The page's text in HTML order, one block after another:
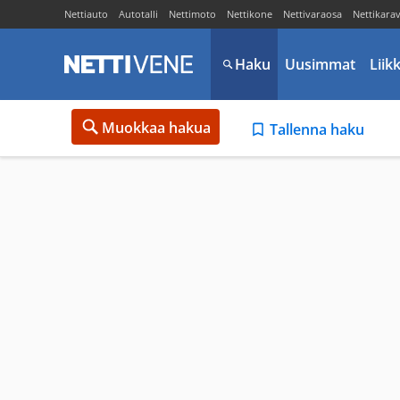
Nettiauto Autotalli Nettimoto Nettikone Nettivaraosa
Haku Uusimmat
Muokkaa hakua Tallenna haku